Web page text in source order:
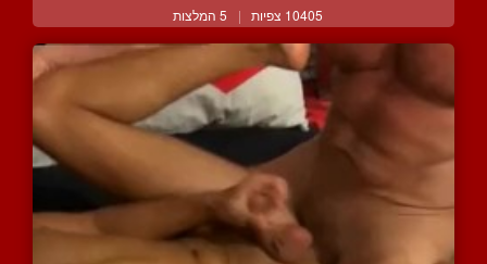
10405 צפיות | 5 המלצות